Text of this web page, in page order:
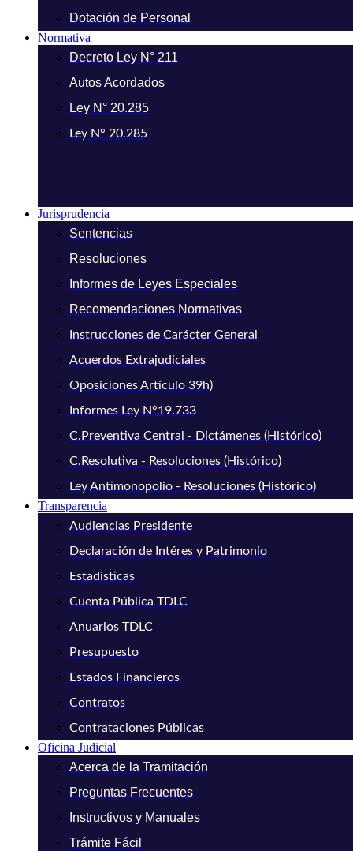
Dotación de Personal
Normativa
Decreto Ley N° 211
Autos Acordados
Ley N° 20.285
Ley N° 20.285
Jurisprudencia
Sentencias
Resoluciones
Informes de Leyes Especiales
Recomendaciones Normativas
Instrucciones de Carácter General
Acuerdos Extrajudiciales
Oposiciones Artículo 39h)
Informes Ley N°19.733
C.Preventiva Central - Dictámenes (Histórico)
C.Resolutiva - Resoluciones (Histórico)
Ley Antimonopolio - Resoluciones (Histórico)
Transparencia
Audiencias Presidente
Declaración de Intéres y Patrimonio
Estadísticas
Cuenta Pública TDLC
Anuarios TDLC
Presupuesto
Estados Financieros
Contratos
Contrataciones Públicas
Oficina Judicial
Acerca de la Tramitación
Preguntas Frecuentes
Instructivos y Manuales
Trámite Fácil